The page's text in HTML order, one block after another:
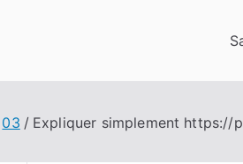
03 Expliquer simplement https://